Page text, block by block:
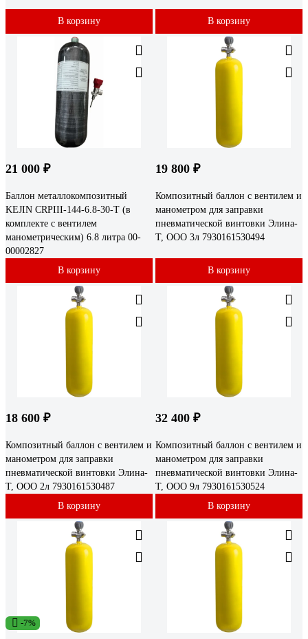
В корзину В корзину
21 000 ₽
Баллон металлокомпозитный
KEJIN CRPIII-144-6.8-30-Т (в
комплекте с вентилем
манометрическим) 6.8 литра 00-
00002827
В корзину
19 800 ₽
Композитный баллон с вентилем и
манометром для заправки
пневматической винтовки Элина-
Т, ООО 3л 7930161530494
В корзину
18 600 ₽
Композитный баллон с вентилем и
манометром для заправки
пневматической винтовки Элина-
Т, ООО 2л 7930161530487
В корзину
32 400 ₽
Композитный баллон с вентилем и
манометром для заправки
пневматической винтовки Элина-
Т, ООО 9л 7930161530524
В корзину
-7%